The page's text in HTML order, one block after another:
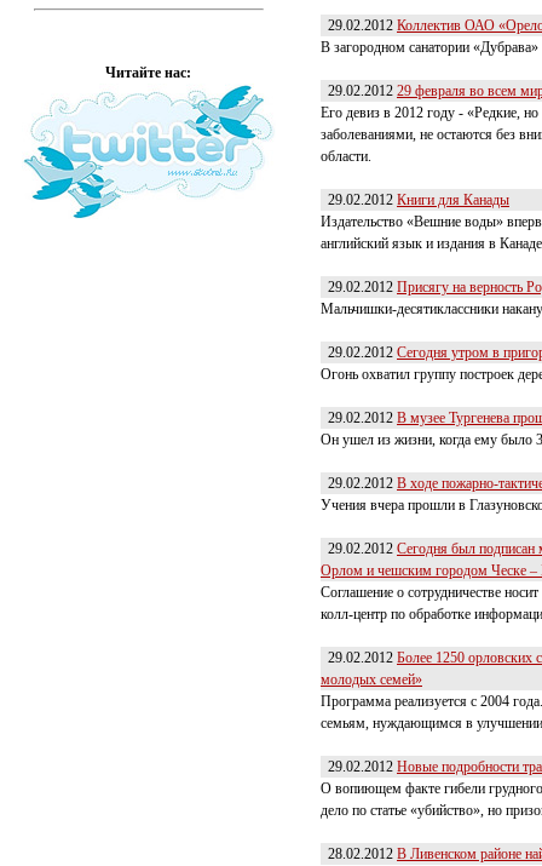
Читайте нас:
29.02.2012 Коллектив ОАО
В загородном санатории
29.02.2012 29 февраля во всем
Его девиз в 2012 году - «Редкие,
заболеваниями, не остаются без
области.
29.02.2012 Книги для Канады
Издательство «Вешние воды»
английский язык и издания в
29.02.2012 Присягу на верность
Мальчишки-десятиклассники
29.02.2012 Сегодня утром в
Огонь охватил группу построек
29.02.2012 В музее Тургенева
Он ушел из жизни, когда ему было
29.02.2012 В ходе пожарно-
Учения вчера прошли в
29.02.2012 Сегодня был
Орлом и чешским городом Ческе –
Соглашение о сотрудничестве
колл-центр по обработке
29.02.2012 Более 1250 орловских
молодых семей»
Программа реализуется с 2004
семьям, нуждающимся в улучшении
29.02.2012 Новые подробности
О вопиющем факте гибели
дело по статье «убийство», но
28.02.2012 В Ливенском районе